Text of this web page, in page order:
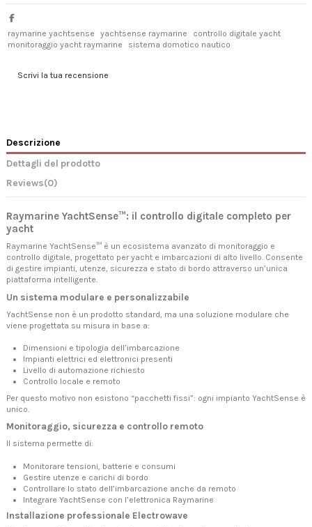
raymarine yachtsense yachtsense raymarine
controllo digitale yacht
monitoraggio yacht raymarine
sistema domotico nautico
Scrivi la tua recensione
Descrizione
Dettagli del prodotto
Reviews(0)
Raymarine YachtSense™: il controllo digitale completo per
yacht
Raymarine YachtSense™ è un ecosistema avanzato di monitoraggio e
controllo digitale, progettato per yacht e imbarcazioni di alto livello. Consente
di gestire impianti, utenze, sicurezza e stato di bordo attraverso un’unica
piattaforma intelligente.
Un sistema modulare e personalizzabile
YachtSense non è un prodotto standard, ma una soluzione modulare che
viene progettata su misura in base a:
Dimensioni e tipologia dell’imbarcazione
Impianti elettrici ed elettronici presenti
Livello di automazione richiesto
Controllo locale e remoto
Per questo motivo non esistono “pacchetti fissi”: ogni impianto YachtSense è
unico.
Monitoraggio, sicurezza e controllo remoto
Il sistema permette di:
Monitorare tensioni, batterie e consumi
Gestire utenze e carichi di bordo
Controllare lo stato dell’imbarcazione anche da remoto
Integrare YachtSense con l’elettronica Raymarine
Installazione professionale Electrowave